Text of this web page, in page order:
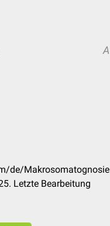
A
de/Makrosomatognosie
Letzte Bearbeitung